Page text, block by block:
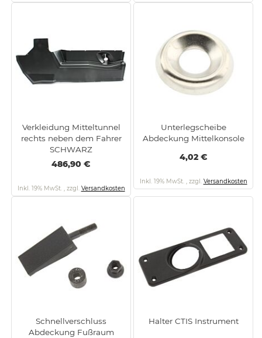
Verkleidung Mitteltunnel
rechts neben dem Fahrer
SCHWARZ
486,90 €
Inkl. 19% MwSt. , zzgl. Versandkosten
Unterlegscheibe
Abdeckung Mittelkonsole
4,02 €
Inkl. 19% MwSt. , zzgl. Versandkosten
Schnellverschluss
Abdeckung Fußraum
Halter CTIS Instrument